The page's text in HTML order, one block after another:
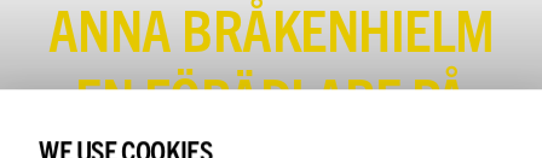
ANNA BRÅKENHIELM
EN FÖRÄDLARE PÅ
WE USE COOKIES